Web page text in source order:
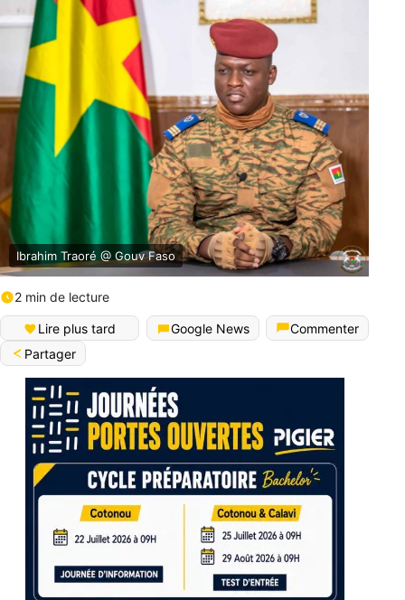
Ibrahim Traoré @ Gouv Faso
2 min de lecture
Lire plus tard Google News
Commenter
Partager